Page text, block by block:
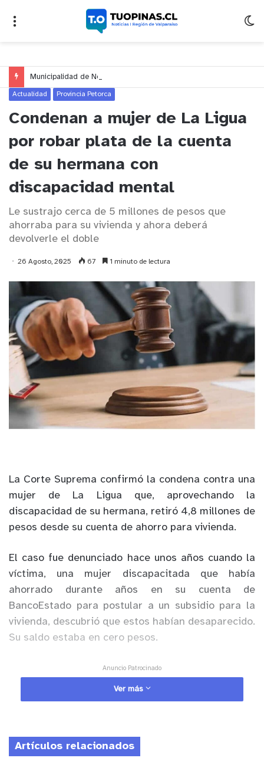
Actualidad Provincia Petorca
Condenan a mujer de La Ligua
por robar plata de la cuenta
de su hermana con
discapacidad mental
Le sustrajo cerca de 5 millones de pesos que
ahorraba para su vivienda y ahora deberá
devolverle el doble
26 Agosto, 2025 67 1 minuto de lectura
La Corte Suprema confirmó la condena contra una
mujer de La Ligua que, aprovechando la
discapacidad de su hermana, retiró 4,8 millones de
pesos desde su cuenta de ahorro para vivienda.
El caso fue denunciado hace unos años cuando la
víctima, una mujer discapacitada que había
ahorrado durante años en su cuenta de
BancoEstado para postular a un subsidio para la
vivienda, descubrió que estos habían desaparecido.
Su saldo estaba en cero pesos.
Anuncio Patrocinado
Cómo ella presentaba discapacidad mental e
intelectual, siempre tenía que hacer trámites con
quien aprovechó esta condición para apropiarse de
todo su dinero, girando reiteradamente montos de
Ver más
Artículos relacionados